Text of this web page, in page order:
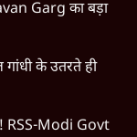
Garg का बड़ा
के उतरते ही
RSS-Modi Govt